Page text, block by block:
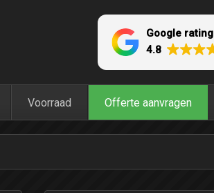
Google rating
4.8
Voorraad Offerte aanvragen